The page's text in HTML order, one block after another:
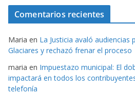
Comentarios recientes
Maria en La Justicia avaló audiencias
Glaciares y rechazó frenar el proceso
maria en Impuestazo municipal: El
impactará en todos los
telefonía